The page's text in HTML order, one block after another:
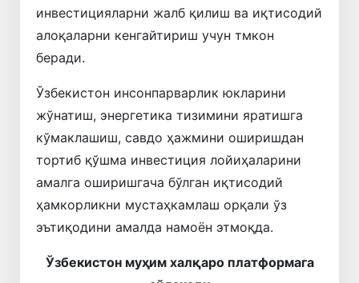
инвестицияларни жалб қилиш ва иқтисодий
алоқаларни кенгайтириш учун тмкон
беради.
Ўзбекистон инсонпарварлик юкларини
жўнатиш, энергетика тизимини яратишга
кўмаклашиш, савдо ҳажмини оширишдан
тортиб қўшма инвестиция лойиҳаларини
амалга оширишгача бўлган иқтисодий
ҳамкорликни мустаҳкамлаш орқали ўз
эътиқодини амалда намоён этмоқда.
Ўзбекистон муҳим халқаро платформага